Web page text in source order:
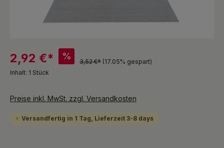
2,92 €* %
3,52 €* (17.05% gespart)
Inhalt: 1 Stück
Preise inkl. MwSt. zzgl. Versandkosten
Versandfertig in 1 Tag, Lieferzeit 3-8 days